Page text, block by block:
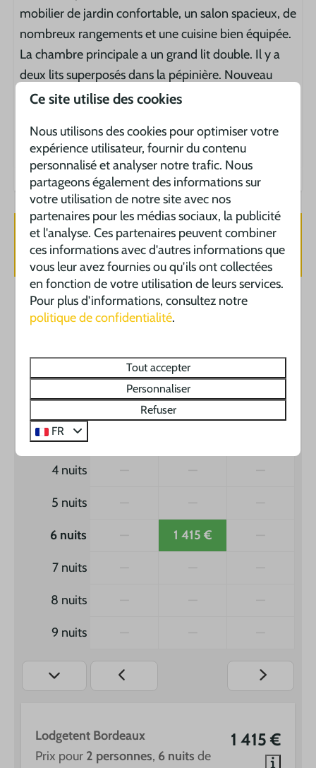
mobilier de jardin confortable, un salon spacieux, de
nombreux rangements et une cuisine bien équipée.
La chambre principale a un grand lit double. Il y a
deux lits superposés dans la pépinière. Nouveau
dans cette tente lodge est une douche et des
Label énergétique :
Disponibilité et prix
2 personnes
sa08-08-2026 ve14-08-2026
ven
sam
8 août
dim
3 nuits
4 nuits
5 nuits
6 nuits 1 415 €
7 nuits
8 nuits
9 nuits
1 415 €
Lodgetent Bordeaux
Prix pour 2 personnes, 6 nuits de
Ce site utilise des cookies
Nous utilisons des cookies pour optimiser votre
expérience utilisateur, fournir du contenu
personnalisé et analyser notre trafic. Nous
partageons également des informations sur
votre utilisation de notre site avec nos
partenaires pour les médias sociaux, la publicité
et l'analyse. Ces partenaires peuvent combiner
ces informations avec d'autres informations que
vous leur avez fournies ou qu'ils ont collectées
en fonction de votre utilisation de leurs services.
Pour plus d'informations, consultez notre
politique de confidentialité.
Tout accepter
Personnaliser
Refuser
FR